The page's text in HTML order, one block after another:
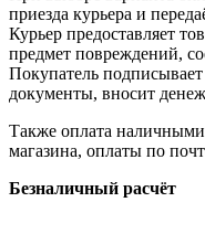
приезда курьера и
Курьер предоставляет
предмет повреждений,
Покупатель
документы, вносит
Также оплата
магазина, оплаты по
Безналичный расчёт